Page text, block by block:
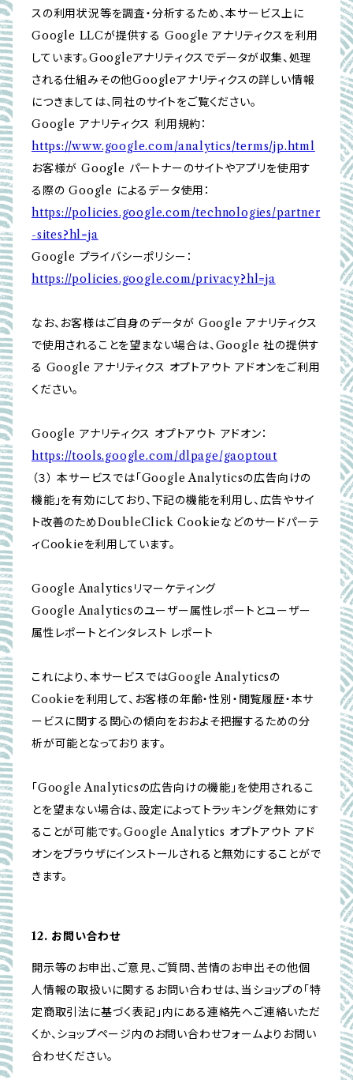
スの利用状況等を調査・分析するため、本サービス上に
Google LLCが提供する Google アナリティクスを利用
しています。Googleアナリティクスでデータが収集、処理
される仕組みその他Googleアナリティクスの詳しい情報
につきましては、同社のサイトをご覧ください。
Google アナリティクス 利用規約：
https://www.google.com/analytics/terms/jp.html
お客様が Google パートナーのサイトやアプリを使用す
る際の Google によるデータ使用：
https://policies.google.com/technologies/partner
-sites?hl=ja
Google プライバシーポリシー：
https://policies.google.com/privacy?hl=ja
なお、お客様はご自身のデータが Google アナリティクス
で使用されることを望まない場合は、Google 社の提供す
る Google アナリティクス オプトアウト アドオンをご利用
ください。
Google アナリティクス オプトアウト アドオン：
https://tools.google.com/dlpage/gaoptout
（３） 本サービスでは「Google Analyticsの広告向けの
機能」を有効にしており、下記の機能を利用し、広告やサイ
ト改善のためDoubleClick Cookieなどのサードパーテ
ィCookieを利用しています。
Google Analyticsリマーケティング
Google Analyticsのユーザー属性レポートとユーザー
属性レポートとインタレスト レポート
これにより、本サービスではGoogle Analyticsの
Cookieを利用して、お客様の年齢・性別・閲覧履歴・本サ
ービスに関する関心の傾向をおおよそ把握するための分
析が可能となっております。
「Google Analyticsの広告向けの機能」を使用されるこ
とを望まない場合は、設定によってトラッキングを無効にす
ることが可能です。Google Analytics オプトアウト アド
オンをブラウザにインストールされると無効にすることがで
きます。
12. お問い合わせ
開示等のお申出、ご意見、ご質問、苦情のお申出その他個
人情報の取扱いに関するお問い合わせは、当ショップの「特
定商取引法に基づく表記」内にある連絡先へご連絡いただ
くか、ショップページ内のお問い合わせフォームよりお問い
合わせください。